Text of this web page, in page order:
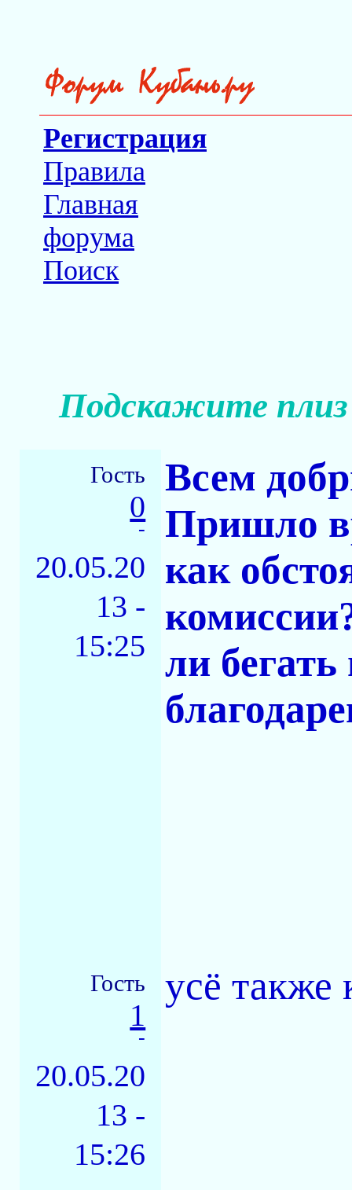
Регистрация
Правила
Главная
форума
Поиск
Подскажите плиз
Гость
0
-
20.05.20
13 -
15:25
Всем
Пришло
как
ли
Гость
1
-
20.05.20
13 -
15:26
усё также